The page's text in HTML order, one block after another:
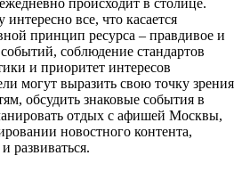
все, что касается
принцип ресурса – правдивое и
соблюдение стандартов
и приоритет интересов
могут выразить свою точку зрения
обсудить знаковые события в
отдых с афишей Москвы,
новостного контента,
развиваться.